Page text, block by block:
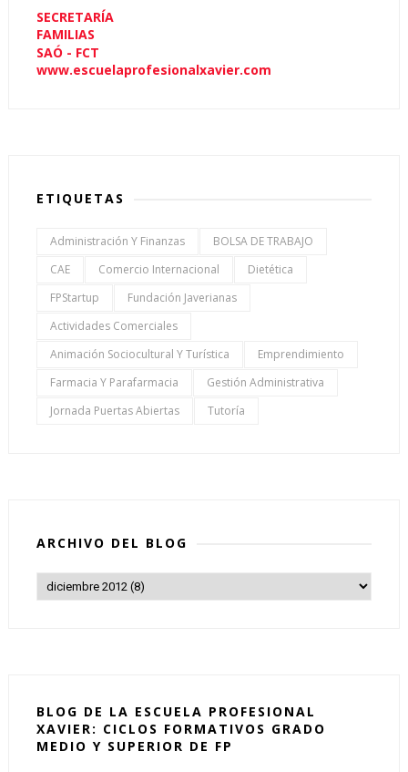
SECRETARÍA
FAMILIAS
SAÓ - FCT
www.escuelaprofesionalxavier.com
ETIQUETAS
Administración Y Finanzas
BOLSA DE TRABAJO
CAE
Comercio Internacional
Dietética
FPStartup
Fundación Javerianas
Actividades Comerciales
Animación Sociocultural Y Turística
Emprendimiento
Farmacia Y Parafarmacia
Gestión Administrativa
Jornada Puertas Abiertas
Tutoría
ARCHIVO DEL BLOG
BLOG DE LA ESCUELA PROFESIONAL
XAVIER: CICLOS FORMATIVOS GRADO
MEDIO Y SUPERIOR DE FP